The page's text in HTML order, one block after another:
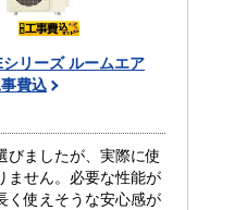
リーズ ルームエア
費込
びましたが、実際に使
ません。必要な性能が
く使えそうな安心感が